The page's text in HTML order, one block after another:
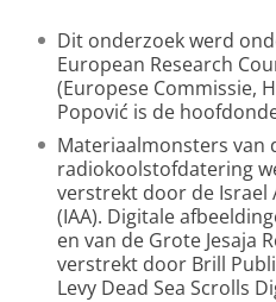
Dit onderzoek werd
European Research
(Europese Commissie,
Popović is de
Materiaalmonsters van
radiokoolstofdatering
verstrekt door de
(IAA). Digitale
en van de Grote Jesaja
verstrekt door Brill
Levy Dead Sea Scrolls